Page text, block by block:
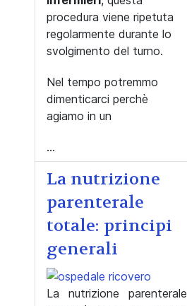
procedura viene ripetuta
regolarmente durante lo
svolgimento del turno.
Nel tempo potremmo
dimenticarci perchè
agiamo in un
...
La nutrizione
parenterale
totale: principi
generali
La nutrizione parenterale